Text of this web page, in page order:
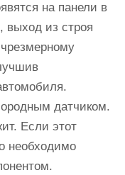
на панели в
выход из строя
датчиком.
Если этот
необходимо